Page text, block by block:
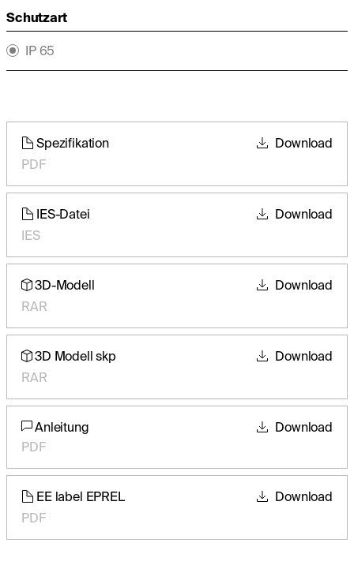
Schutzart
IP 65
Spezifikation
PDF
Download
IES-Datei
IES
Download
3D-Modell
RAR
Download
3D Modell skp
RAR
Download
Anleitung
PDF
Download
EE label EPREL
PDF
Download